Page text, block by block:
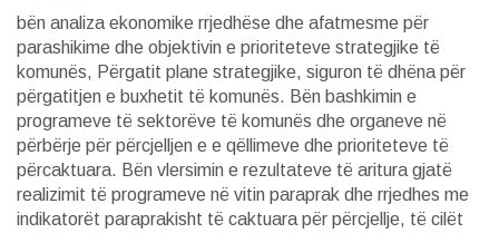
bën analiza ekonomike rrjedhëse dhe afatmesme për
parashikime dhe objektivin e prioriteteve strategjike të
komunës, Përgatit plane strategjike, siguron të dhëna për
përgatitjen e buxhetit të komunës. Bën bashkimin e
programeve të sektorëve të komunës dhe organeve në
përbërje për përcjelljen e e qëllimeve dhe prioriteteve të
përcaktuara. Bën vlersimin e rezultateve të aritura gjatë
realizimit të programeve në vitin paraprak dhe rrjedhes me
indikatorët paraprakisht të caktuara për përcjellje, të cilët